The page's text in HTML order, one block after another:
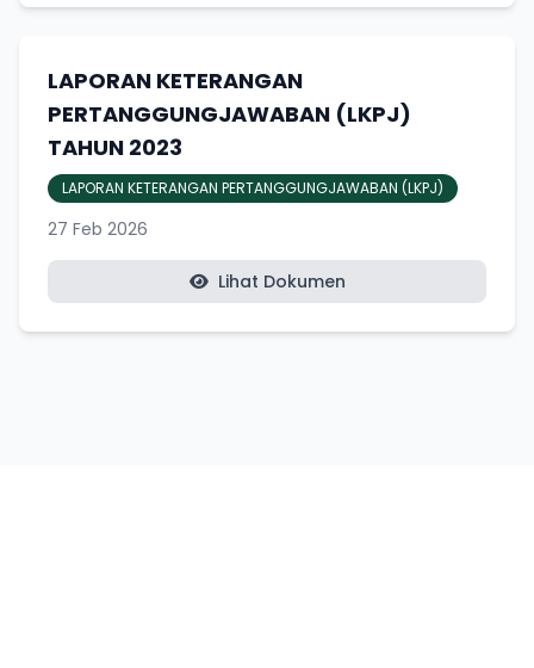
LAPORAN KETERANGAN
PERTANGGUNGJAWABAN (LKPJ)
TAHUN 2023
LAPORAN KETERANGAN PERTANGGUNGJAWABAN (LKPJ)
27 Feb 2026
Lihat Dokumen